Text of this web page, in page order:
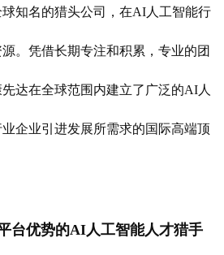
知名的猎头公司，在AI人工智能行
。凭借长期专注和积累，专业的团
达在全球范围内建立了广泛的AI人
企业引进发展所需求的国际高端顶
台优势的AI人工智能人才猎手